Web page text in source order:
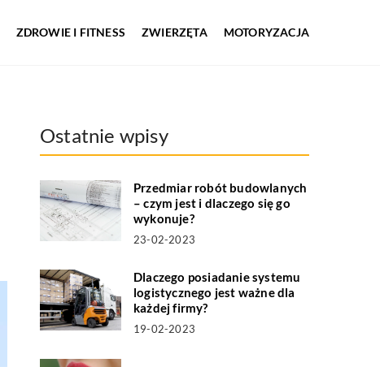
ZDROWIE I FITNESS ZWIERZĘTA MOTORYZACJA
Ostatnie wpisy
Przedmiar robót budowlanych
– czym jest i dlaczego się go
wykonuje?
23-02-2023
Dlaczego posiadanie systemu
logistycznego jest ważne dla
każdej firmy?
19-02-2023